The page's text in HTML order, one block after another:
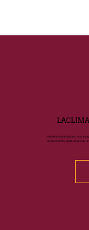
Mantenha-se atualizado sobre a
temas quentes, dicas de estudo,